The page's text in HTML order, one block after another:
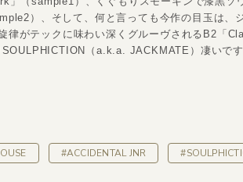
）、そして、何と言っても今作の目玉は、
律がテックに味わい深くグルーヴされるB2「
SOULPHICTION（a.k.a. JACKMATE）凄いで
#ACCIDENTAL JNR